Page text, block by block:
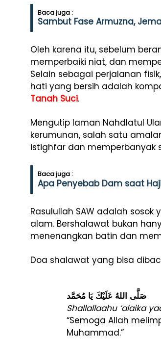
Baca juga :
Sambut Fase Armuzna,
Oleh karena itu, sebelum
memperbaiki niat, dan
Selain sebagai perjalanan
hati yang bersih adalah
Tanah Suci.
Mengutip laman Nahdlatul
kerumunan, salah satu
istighfar dan memperbanyak
Baca juga :
Apa Penyebab Dam saat
Rasulullah SAW adalah
alam. Bershalawat bukan
menenangkan batin dan
Doa shalawat yang bisa
صَلَّى اللهُ عَلَيْكَ يَا مُحَمَّد
Shallallaahu ‘alaika
“Semoga Allah
Muhammad.”